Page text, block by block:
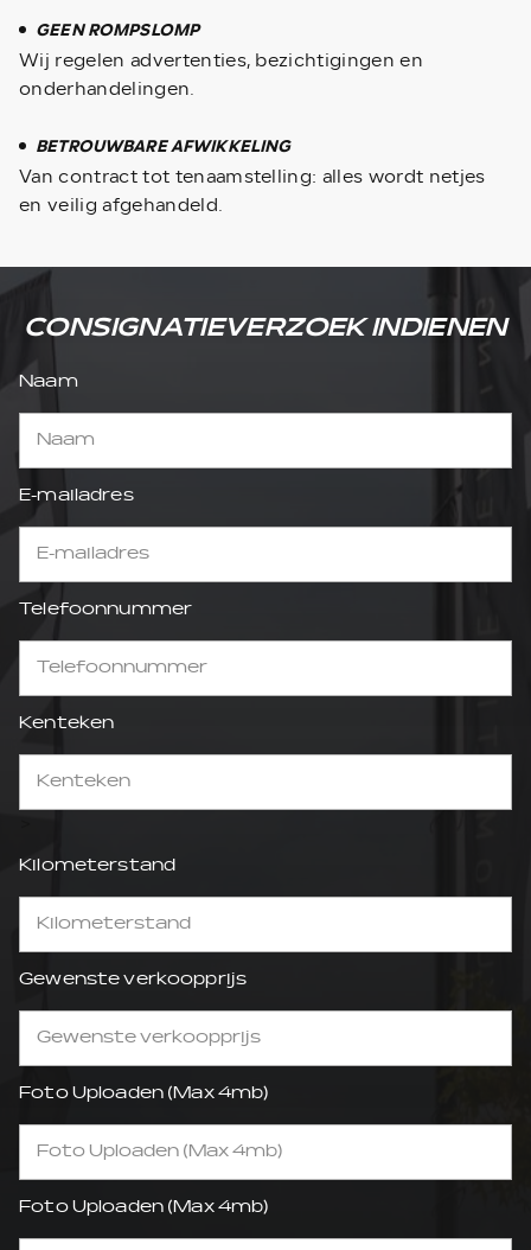
GEEN ROMPSLOMP
Wij regelen advertenties, bezichtigingen en
onderhandelingen.
BETROUWBARE AFWIKKELING
Van contract tot tenaamstelling: alles wordt netjes
en veilig afgehandeld.
CONSIGNATIEVERZOEK INDIENEN
Naam
E-mailadres
Telefoonnummer
Kenteken
Kilometerstand
Gewenste verkoopprijs
Foto Uploaden (Max 4mb)
Foto Uploaden (Max 4mb)
Foto Uploaden (Max 4mb)